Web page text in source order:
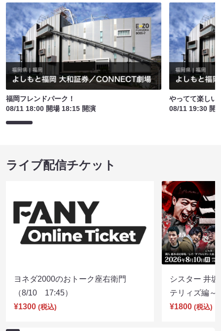
福岡フレンドパーク！
08/11 18:00 開場 18:15 開演
やってて楽しい
08/11 19:30 開
ライブ配信チケット
ヨネダ2000のおトーク座右衛門
（8/10 17:45）
¥1300 (税込)
シスター 井
テリィズ編
¥1800 (税込)